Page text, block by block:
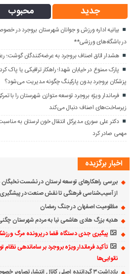
جدید محبوب
بیانیه اداره ورزش و جوانان شهرستان بروجرد در
در باشگاه‌های ورزشی**
هشدار اتاق اصناف بروجرد به عرضه‌کنندگان
پارک ممنوع در خیابان شهدا؛ راهکار ترافیکی یا
پزشکان بروجرد بدون پارکینگ چگونه مدیریت می‌شود؟
فرماندار ویژه بروجرد توسعه متوازن شهرستان را با
زیرساخت‌های اصناف دنبال می‌کند
دکتر علی سوری مدیرکل انتقال خون لرستان به
مهمی صادر کرد
اخبار برگزیده
بررسی راهکارهای توسعه لرستان در نشست
از آسیب‌شناسی فرهنگی تا نقش صنعت در
مظلومیت اصفهان در جنگ رمضان
هدیه بزرگ هادی هاشمی نیا به مردم شهرستان
پیگیری جدی دستگاه قضا در پرونده مرگ
تأکید فرماندار ویژه بروجرد بر ساماندهی نظام
نانوایی‌ها